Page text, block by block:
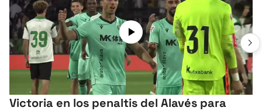
Victoria en los penaltis del Alavés para